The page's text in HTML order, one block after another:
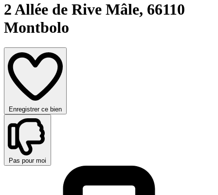
2 Allée de Rive Mâle, 66110
Montbolo
Enregistrer ce bien
Pas pour moi